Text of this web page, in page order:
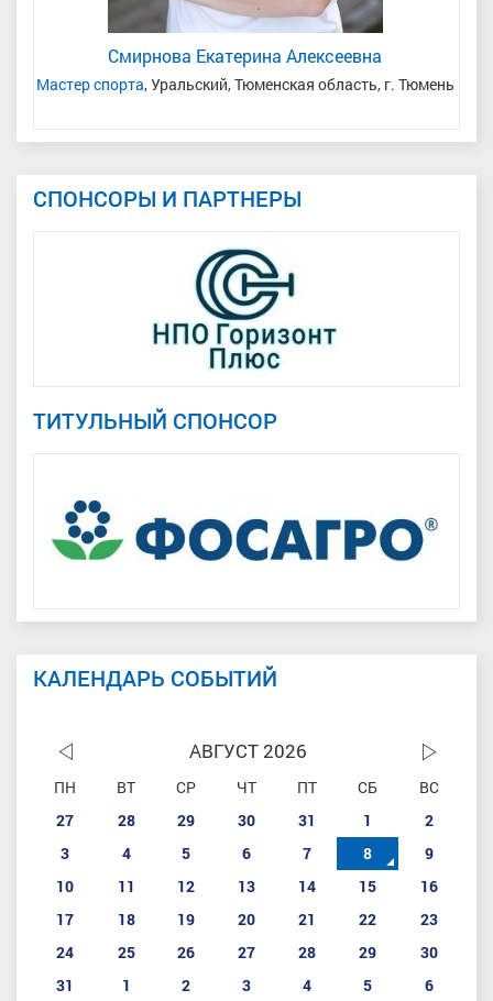
Смирнова Екатерина Алексеевна
Мастер спорта, Уральский, Тюменская область, г. Тюмень
СПОНСОРЫ И ПАРТНЕРЫ
ТИТУЛЬНЫЙ СПОНСОР
КАЛЕНДАРЬ СОБЫТИЙ
АВГУСТ 2026
ПН ВТ СР ЧТ ПТ СБ
ВС
27
28 29 30 31 1
2
3
4 5 6 7 8
9
10
11 12 13 14 15
16
17
18 19 20 21 22
23
24
25 26 27 28 29
30
31
1 2 3 4 5 6